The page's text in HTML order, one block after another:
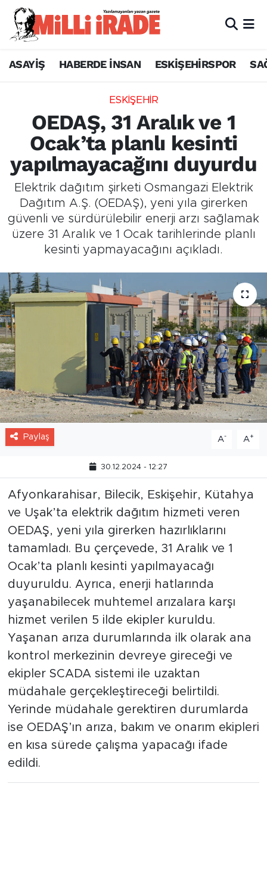
ASAYİŞ HABERDE İNSAN ESKİŞEHİRSPOR
ESKİŞEHİR
OEDAŞ, 31 Aralık ve 1
Ocak’ta planlı kesinti
yapılmayacağını duyurdu
Elektrik dağıtım şirketi Osmangazi Elektrik
Dağıtım A.Ş. (OEDAŞ), yeni yıla girerken
güvenli ve sürdürülebilir enerji arzı sağlamak
üzere 31 Aralık ve 1 Ocak tarihlerinde planlı
kesinti yapmayacağını açıkladı.
Paylaş A- A+
30.12.2024 - 12:27
Afyonkarahisar, Bilecik, Eskişehir, Kütahya
ve Uşak’ta elektrik dağıtım hizmeti veren
OEDAŞ, yeni yıla girerken hazırlıklarını
tamamladı. Bu çerçevede, 31 Aralık ve 1
Ocak’ta planlı kesinti yapılmayacağı
duyuruldu. Ayrıca, enerji hatlarında
yaşanabilecek muhtemel arızalara karşı
hizmet verilen 5 ilde ekipler kuruldu.
Yaşanan arıza durumlarında ilk olarak ana
kontrol merkezinin devreye gireceği ve
ekipler SCADA sistemi ile uzaktan
müdahale gerçekleştireceği belirtildi.
Yerinde müdahale gerektiren durumlarda
ise OEDAŞ’ın arıza, bakım ve onarım ekipleri
en kısa sürede çalışma yapacağı ifade
edildi.